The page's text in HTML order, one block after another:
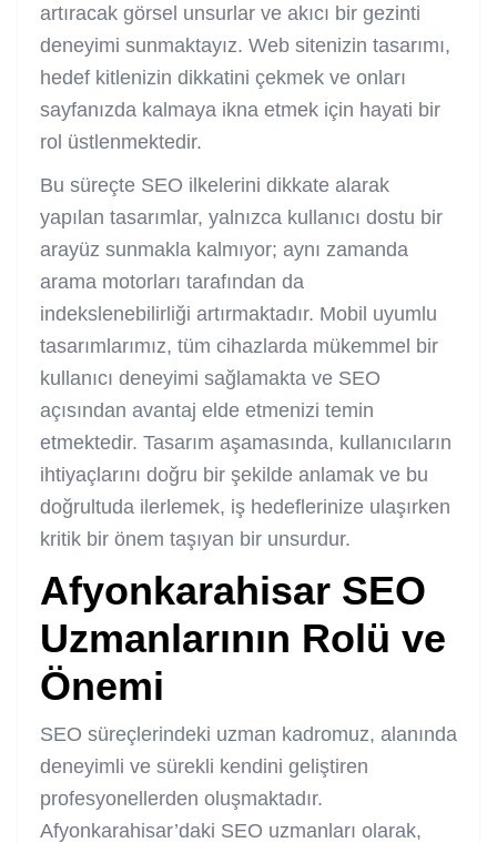
artıracak görsel unsurlar ve akıcı bir gezinti
deneyimi sunmaktayız. Web sitenizin tasarımı,
hedef kitlenizin dikkatini çekmek ve onları
sayfanızda kalmaya ikna etmek için hayati bir
rol üstlenmektedir.
Bu süreçte SEO ilkelerini dikkate alarak
yapılan tasarımlar, yalnızca kullanıcı dostu bir
arayüz sunmakla kalmıyor; aynı zamanda
arama motorları tarafından da
indekslenebilirliği artırmaktadır. Mobil uyumlu
tasarımlarımız, tüm cihazlarda mükemmel bir
kullanıcı deneyimi sağlamakta ve SEO
açısından avantaj elde etmenizi temin
etmektedir. Tasarım aşamasında, kullanıcıların
ihtiyaçlarını doğru bir şekilde anlamak ve bu
doğrultuda ilerlemek, iş hedeflerinize ulaşırken
kritik bir önem taşıyan bir unsurdur.
Afyonkarahisar SEO
Uzmanlarının Rolü ve
Önemi
SEO süreçlerindeki uzman kadromuz, alanında
deneyimli ve sürekli kendini geliştiren
profesyonellerden oluşmaktadır.
Afyonkarahisar’daki SEO uzmanları olarak,